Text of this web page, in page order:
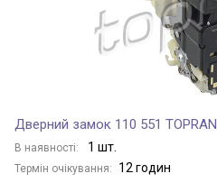
Дверний замок 110 551 TOPRAN
В наявності: 1 шт.
Термін очікування: 12 годин